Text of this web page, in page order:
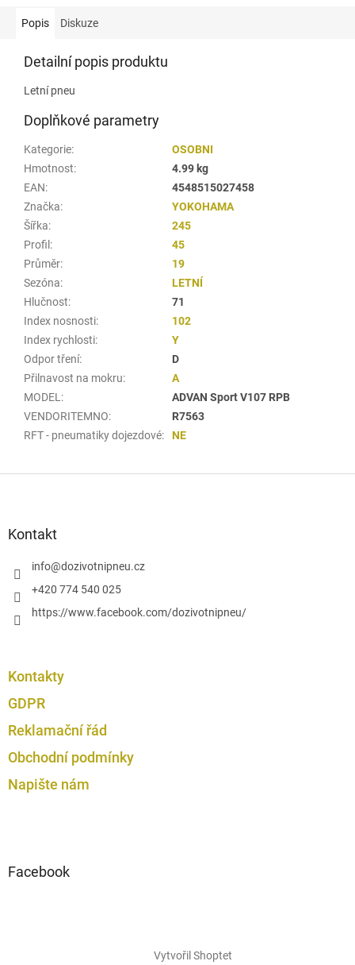
Popis Diskuze
Detailní popis produktu
Letní pneu
Doplňkové parametry
Kategorie:
OSOBNI
Hmotnost:
4.99 kg
EAN:
4548515027458
Značka:
YOKOHAMA
Šířka:
245
Profil :
45
Průměr:
19
Sezóna:
LETNÍ
Hlučnost:
71
Index nosnosti:
102
Index rychlosti:
Y
Odpor tření:
D
Přilnavost na mokru:
A
MODEL :
ADVAN Sport V107 RPB
VENDORITEMNO:
R7563
RFT - pneumatiky dojezdové: NE
Kontakt
info@dozivotnipneu.cz
+420 774 540 025
https://www.facebook.com/dozivotnipneu/
Kontakty
GDPR
Reklamační řád
Obchodní podmínky
Napište nám
Facebook
Vytvořil Shoptet